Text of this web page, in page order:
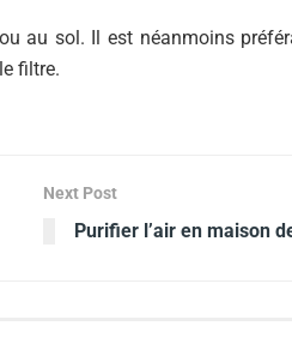
au sol. Il est néanmoins
filtre.
Next Post
Purifier l’air en maison